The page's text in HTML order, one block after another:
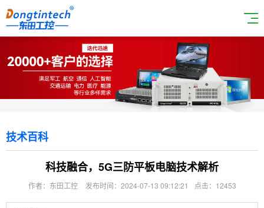
技术百科
科技融合，5G三防平板电脑技术解析
作者：东田工控 发布时间：2024-07-13 09:12:21 点击：12453